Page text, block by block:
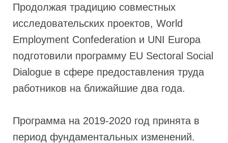
Продолжая традицию совместных
исследовательских проектов, World
Employment Confederation и UNI Europa
подготовили программу EU Sectoral Social
Dialogue в сфере предоставления труда
работников на ближайшие два года.
Программа на 2019-2020 год принята в
период фундаментальных изменений.